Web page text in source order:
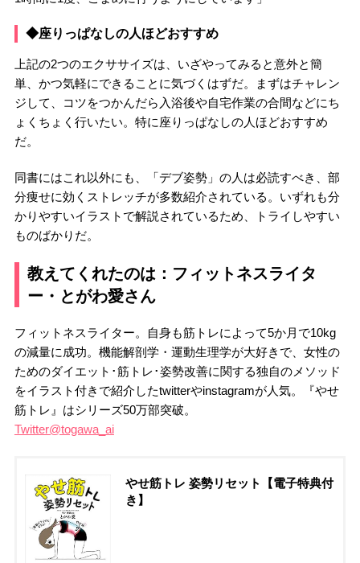
◆座りっぱなしの人ほどおすすめ
上記の2つのエクササイズは、いざやってみると意外と簡
単、かつ気軽にできることに気づくはずだ。まずはチャレン
ジして、コツをつかんだら入浴後や自宅作業の合間などにち
ょくちょく行いたい。特に座りっぱなしの人ほどおすすめ
だ。
同書にはこれ以外にも、「デブ姿勢」の人は必読すべき、部
分痩せに効くストレッチが多数紹介されている。いずれも分
かりやすいイラストで解説されているため、トライしやすい
ものばかりだ。
教えてくれたのは：フィットネスライタ
ー・とがわ愛さん
フィットネスライター。自身も筋トレによって5か月で10kg
の減量に成功。機能解剖学・運動生理学が大好きで、女性の
ためのダイエット･筋トレ･姿勢改善に関する独自のメソッド
をイラスト付きで紹介したtwitterやinstagramが人気。『やせ
筋トレ』はシリーズ50万部突破。
Twitter@togawa_ai
やせ筋トレ 姿勢リセット【電子特典付
き】